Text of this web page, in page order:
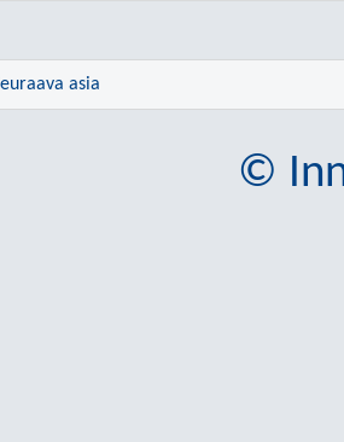
asia
©